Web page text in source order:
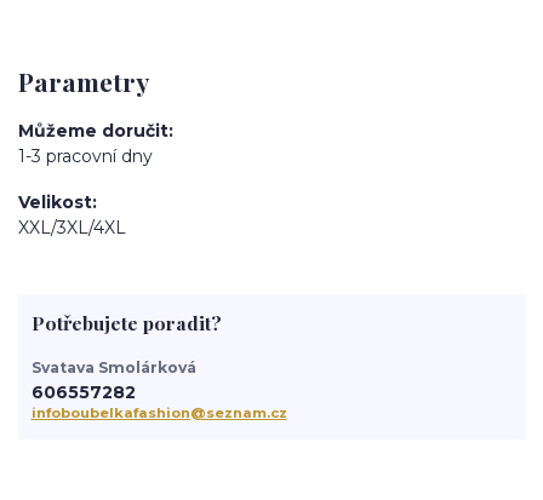
Parametry
Můžeme doručit
1-3 pracovní dny
Velikost
XXL/3XL/4XL
Potřebujete poradit?
Svatava Smolárková
606557282
infoboubelkafashion@seznam.cz